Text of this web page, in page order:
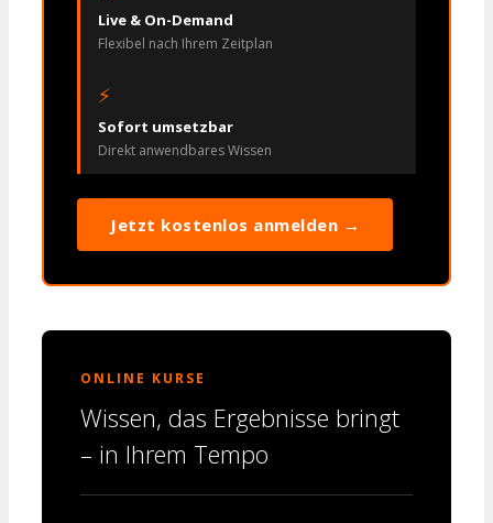
Live & On-Demand
Flexibel nach Ihrem Zeitplan
⚡
Sofort umsetzbar
Direkt anwendbares Wissen
Jetzt kostenlos anmelden →
ONLINE KURSE
Wissen, das Ergebnisse bringt
– in Ihrem Tempo